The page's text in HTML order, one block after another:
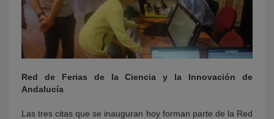
Red de Ferias de la Ciencia y la Innovación de
Andalucía
Las tres citas que se inauguran hoy forman parte de la Red